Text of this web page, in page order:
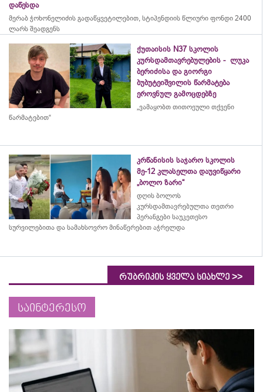
დაწესდა
მერაბ ჭოხონელიძის გადაწყვეტილებით, სტიპენდიის წლიური ფონდი 2400
ლარს შეადგენს
ქუთაისის N37 სკოლის
კურსდამთავრებულების - ლუკა
ბერიძისა და გიორგი
ბუბუტეიშვილის წარმატება
ეროვნულ გამოცდებზე
„ვამაყობთ თითოეული თქვენი
წარმატებით“
კრწანისის საჯარო სკოლის
მე-12 კლასელთა დაუვიწყარი
„ბოლო ზარი“
დღის ბოლოს
კურსდამთავრებულთა თეთრი
პერანგები საუკეთესო
სურვილებითა და სამახსოვრო მინაწერებით აჭრელდა
რუბრიკის ყველა სიახლე >>
საინტერესო